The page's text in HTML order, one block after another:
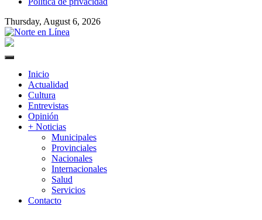
Thursday, August 6, 2026
Primary
Inicio
Actualidad
Cultura
Entrevistas
Opinión
+ Noticias
Municipales
Provinciales
Nacionales
Internacionales
Salud
Servicios
Contacto